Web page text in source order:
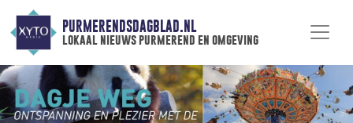
PURMERENDSDAGBLAD.NL
lokaal nieuws purmerend en omgeving